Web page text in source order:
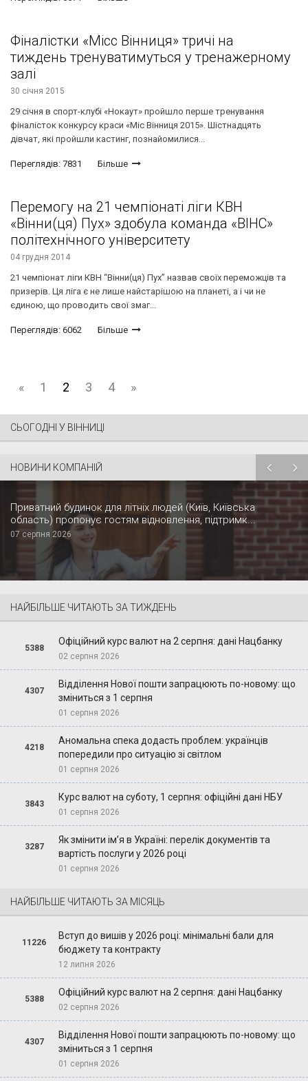
Фіналістки «Місс Вінниця» тричі на
тиждень тренуватимуться у тренажерному
залі
30 січня 2015
29 січня в спорт-клубі «Нокаут» пройшло перше тренування
фіналісток конкурсу краси «Міс Вінниця 2015». Шістнадцять
дівчат, які пройшли кастинг, познайомилися...
Переглядів: 7831 Більше
Перемогу на 21 чемпіонаті ліги КВН
«Вінни(ця) Пух» здобула команда «ВІНС»
політехнічного університету
04 грудня 2014
21 чемпіонат ліги КВН “Вінни(ця) Пух” назвав своїх переможців та
призерів. Ця ліга є не лише найстарішою на планеті, а і чи не
єдиною, що проводить свої змаг...
Переглядів: 6062 Більше
« 1 2 3 4 »
СЬОГОДНІ У ВІННИЦІ
НОВИНИ КОМПАНІЙ
Приватний будинок для літніх людей (Київ, Київська
область) пропонує гостям відновлення, підтримк...
07 серпня 2026
НАЙБІЛЬШЕ ЧИТАЮТЬ ЗА ТИЖДЕНЬ
5388
Офіційний курс валют на 2 серпня: дані Нацбанку
02 серпня 2026
4307
Відділення Нової пошти запрацюють по-новому: що
зміниться з 1 серпня
01 серпня 2026
4218
Аномальна спека додасть проблем: українців
попередили про ситуацію зі світлом
01 серпня 2026
3843
Курс валют на суботу, 1 серпня: офіційні дані НБУ
01 серпня 2026
3287
Як змінити ім’я в Україні: перелік документів та
вартість послуги у 2026 році
01 серпня 2026
НАЙБІЛЬШЕ ЧИТАЮТЬ ЗА МІСЯЦЬ
11226
Вступ до вишів у 2026 році: мінімальні бали для
бюджету та контракту
12 липня 2026
5388
Офіційний курс валют на 2 серпня: дані Нацбанку
02 серпня 2026
4307
Відділення Нової пошти запрацюють по-новому: що
зміниться з 1 серпня
01 серпня 2026